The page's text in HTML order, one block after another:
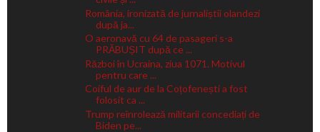
România, ironizată de jurnaliștii olandezi
după ja...
O aeronavă cu 64 de pasageri s-a
PRĂBUȘIT după ce ...
Război în Ucraina, ziua 1071. Motivul
pentru care ...
Coiful de aur de la Coțofenești a fost
folosit ca ...
Trump reînrolează militarii concediați de
Biden pe...